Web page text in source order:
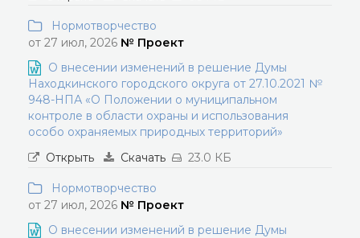
Нормотворчество
от 27 июл, 2026 № Проект
О внесении изменений в решение Думы
Находкинского городского округа от 27.10.2021 №
948-НПА «О Положении о муниципальном
контроле в области охраны и использования
особо охраняемых природных территорий»
Открыть
Скачать 23.0 КБ
Нормотворчество
от 27 июл, 2026 № Проект
О внесении изменений в решение Думы